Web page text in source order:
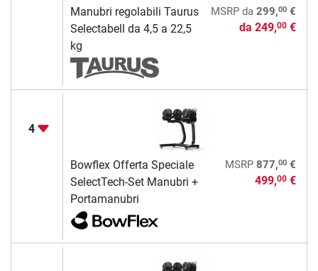
Manubri regolabili Taurus
Selectabell da 4,5 a 22,5
kg
MSRPda 299,00€
da 249,00€
4
Bowflex Offerta Speciale
SelectTech-Set Manubri +
Portamanubri
MSRP 877,00€
499,00€